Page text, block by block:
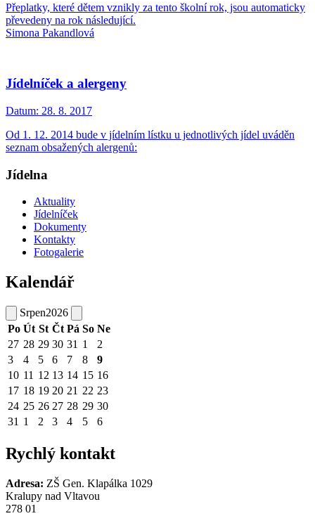
Přeplatky, které dětem vznikly za tento školní rok, jsou automaticky
převedeny na rok následující.
Simona Pakandlová
Jídelníček a alergeny
Datum: 28. 8. 2017
Od 1. 12. 2014 bude v jídelním lístku u jednotlivých jídel uváděn
seznam obsažených alergenů:
Jídelna
Aktuality
Jídelníček
Dokumenty
Kontakty
Fotogalerie
Kalendář
Srpen2026
Po Út St Čt Pá So Ne
27 28 29 30 31 1
2
3
4 5 6 7 8
9
10 11 12 13 14 15 16
17 18 19 20 21 22 23
24 25 26 27 28 29 30
31 1 2 3 4 5 6
Rychlý kontakt
Adresa: ZŠ Gen. Klapálka 1029
Kralupy nad Vltavou
278 01